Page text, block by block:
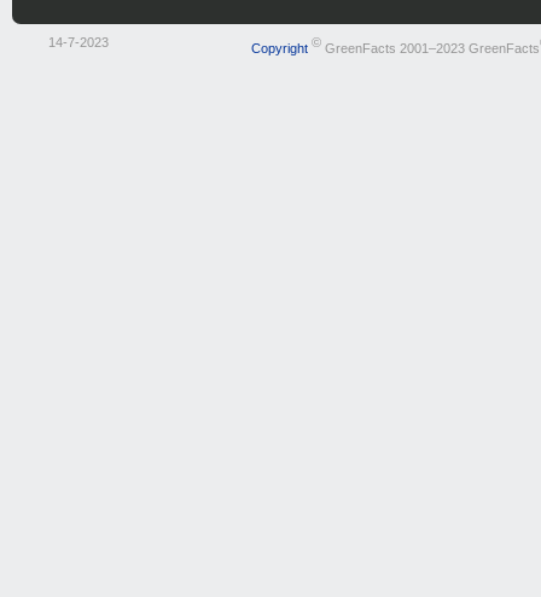
14-7-2023 Copyright © GreenFacts 2001–2023 GreenFacts